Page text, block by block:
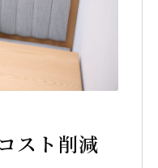
スト削減